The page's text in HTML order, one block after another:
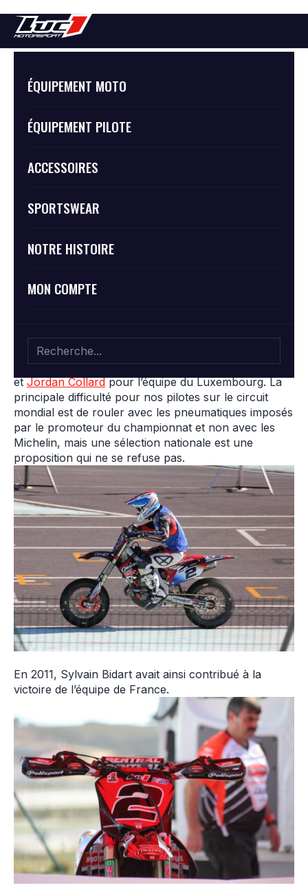
ÉQUIPEMENT MOTO
ÉQUIPEMENT PILOTE
ACCESSOIRES
SPORTSWEAR
NOTRE HISTOIRE
MON COMPTE
Supermoto des Nations
du monde par équipe. Trois pilotes Luc1 ont participé
à cette épreuve :
Senior, Germain Vincenot en équipe de France junior
etJordan Collardpour l’équipe du Luxembourg. La
principale difficulté pour nos pilotes sur le circuit
mondial est de rouler avec les pneumatiques imposés
par le promoteur du championnat et non avec les
Michelin, mais une sélection nationale est une
proposition qui ne se refuse pas.
En 2011, Sylvain Bidart avait ainsi contribué à la
victoire de l’équipe de France.